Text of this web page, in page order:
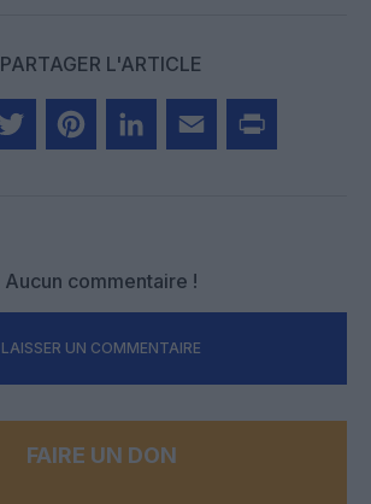
PARTAGER L'ARTICLE
Aucun commentaire !
LAISSER UN COMMENTAIRE
FAIRE UN DON